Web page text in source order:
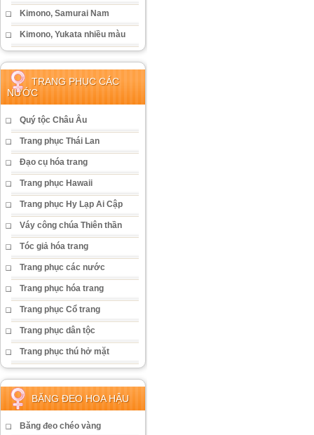
Kimono, Samurai Nam
Kimono, Yukata nhiều màu
TRANG PHỤC CÁC
NƯỚC
Quý tộc Châu Âu
Trang phục Thái Lan
Đạo cụ hóa trang
Trang phục Hawaii
Trang phục Hy Lạp Ai Cập
Váy công chúa Thiên thần
Tóc giả hóa trang
Trang phục các nước
Trang phục hóa trang
Trang phục Cổ trang
Trang phục dân tộc
Trang phục thú hở mặt
BĂNG ĐEO HOA HẬU
Băng đeo chéo vàng